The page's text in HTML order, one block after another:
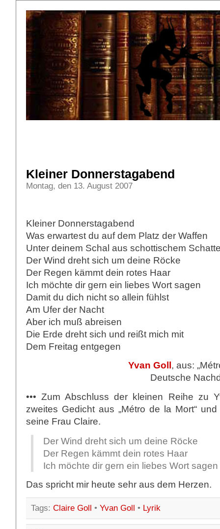
Kleiner Donnerstagabend
Montag, den 13. August 2007
Kleiner Donnerstagabend
Was erwartest du auf dem Platz der Waffen
Unter deinem Schal aus schottischem
Der Wind dreht sich um deine Röcke
Der Regen kämmt dein rotes Haar
Ich möchte dir gern ein liebes Wort sagen
Damit du dich nicht so allein fühlst
Am Ufer der Nacht
Aber ich muß abreisen
Die Erde dreht sich und reißt mich mit
Dem Freitag entgegen
Yvan Goll , aus:
Deutsche
••• Zum Abschluss der kleinen Reihe zu
zweites Gedicht aus „Métro de la Mort“
seine Frau Claire.
Der Wind dreht sich um deine Röcke
Der Regen kämmt dein rotes Haar
Ich möchte dir gern ein liebes Wort sagen
Das spricht mir heute sehr aus dem Herzen.
Tags: Claire Goll • Yvan Goll • Lyrik